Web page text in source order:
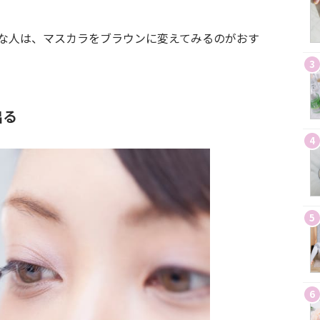
人は、マスカラをブラウンに変えてみるのがおす
3
4
5
6